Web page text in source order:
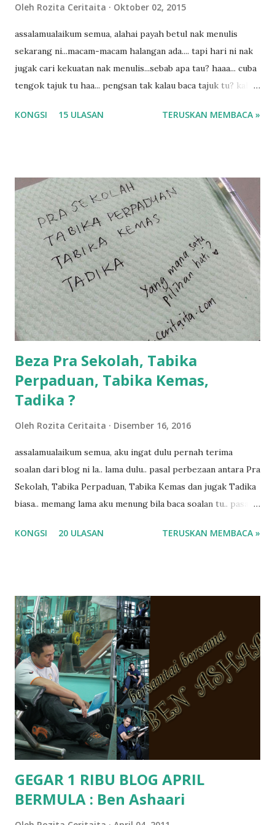
Oleh Rozita Ceritaita Oktober 02, 2015
assalamualaikum semua, alahai payah betul nak menulis
sekarang ni...macam-macam halangan ada.... tapi hari ni nak
jugak cari kekuatan nak menulis...sebab apa tau? haaa... cuba
tengok tajuk tu haa... pengsan tak kalau baca tajuk tu? kalau
tau? yang sebut tu anak aku....diulangi ANAK AKU ....adoiiii
balik keja aku ajak la shah singgah Giant beli barang
sikit...dalam perjalanan dari dalam kereta tu biasalah kan
kami memang akan pimpin anak-anak jalan sampai masuk
dalam... dan kebiasanya bagi anak 4 macam kami ni bahagi-
bahagi lah siapa nak pimpin siapa... dan biasanya aku akan
dukung adik hadi sambil pimpin kakak husna... yang abg
ngah dengan abg long terserah pada shah la pulak.. tapi
kalau ikut anak-anak semua nak ummi pimpin... ajer rebeh
ba...
KONGSI 15 ULASAN TERUSKAN MEMBACA »
Beza Pra Sekolah, Tabika
Perpaduan, Tabika Kemas,
Tadika ?
Oleh Rozita Ceritaita Disember 16, 2016
assalamualaikum semua, aku ingat dulu pernah terima
soalan dari blog ni la.. lama dulu.. pasal perbezaan antara Pra
Sekolah, Tabika Perpaduan, Tabika Kemas dan jugak Tadika
biasa.. memang lama aku menung bila baca soalan tu.. pasal
ko.. masa tu aku baru je ada anak sorang dan aku hentam je
tanya sapa-sapa pun masa tu.. bila fikir-fikirkan balik terasa
jugak masa alahai teruknya kami sebagai ibubapa.. dan kami
terasa jugak semakin teruk bila abg long dah masuk 2 tahun
kat salah satu tadika swasta ni.. tapi nampaknya kenal huruf
pun tak tau.. pengsan aku bila ingat balik.. aku mula fikir
mungkin sebab abg long sendiri jenis budak yang ada
masalah dyslexia.. tapi minor la.. nanti la aku cerita pasal
dyslexia tu.. lepas tu kami buat keputusan pu...
KONGSI 20 ULASAN TERUSKAN MEMBACA »
GEGAR 1 RIBU BLOG APRIL
BERMULA : Ben Ashaari